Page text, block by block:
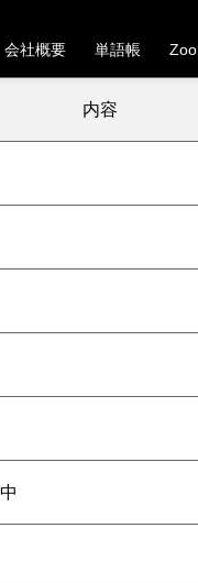
会社概要 単語帳
内容